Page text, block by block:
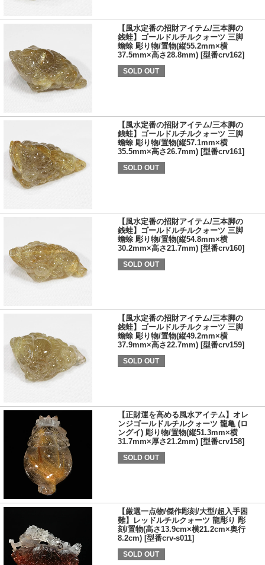
【風水定番の招財アイテム/三本脚の
銭蛙】ゴールドルチルクォーツ 三脚
蟾蜍 彫り物/置物(縦55.2mm×横
37.5mm×高さ28.8mm) [型番crv162]
SOLD OUT
【風水定番の招財アイテム/三本脚の
銭蛙】ゴールドルチルクォーツ 三脚
蟾蜍 彫り物/置物(縦57.1mm×横
35.5mm×高さ26.7mm) [型番crv161]
SOLD OUT
【風水定番の招財アイテム/三本脚の
銭蛙】ゴールドルチルクォーツ 三脚
蟾蜍 彫り物/置物(縦54.8mm×横
30.2mm×高さ21.7mm) [型番crv160]
SOLD OUT
【風水定番の招財アイテム/三本脚の
銭蛙】ゴールドルチルクォーツ 三脚
蟾蜍 彫り物/置物(縦49.2mm×横
37.9mm×高さ22.7mm) [型番crv159]
SOLD OUT
【正財運を高める風水アイテム】オレ
ンジゴールドルチルクォーツ 龍亀 (ロ
ングイ) 彫り物/置物(縦51.3mm×横
31.7mm×厚さ21.2mm) [型番crv158]
SOLD OUT
【厳選一点物/傑作彫刻/大型/超入手困
難】レッドルチルクォーツ 龍彫り 彫
刻/置物(高さ13.9cm×横21.2cm×奥行
8.2cm) [型番crv-s011]
SOLD OUT